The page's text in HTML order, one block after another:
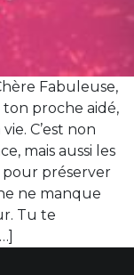
Fabuleuse,
proche aidé,
C’est non
mais aussi les
préserver
ne manque
Tu te